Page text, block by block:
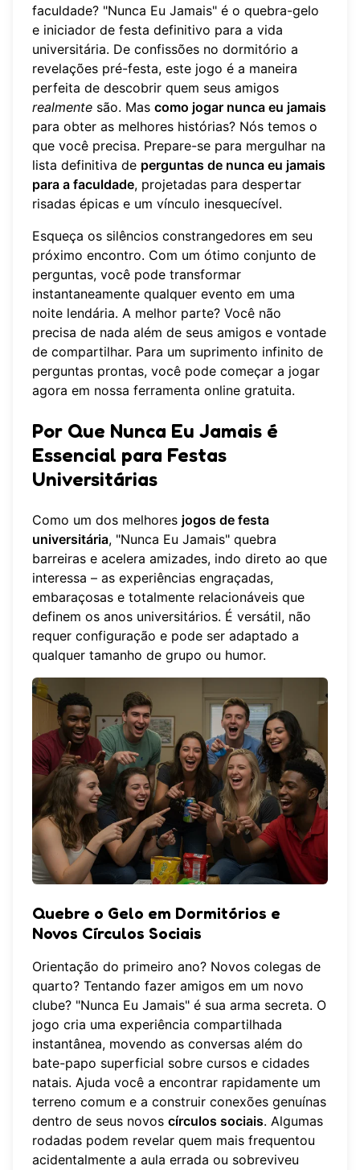
faculdade? "Nunca Eu Jamais" é o quebra-gelo
e iniciador de festa definitivo para a vida
universitária. De confissões no dormitório a
revelações pré-festa, este jogo é a maneira
perfeita de descobrir quem seus amigos
realmente são. Mas como jogar nunca eu jamais
para obter as melhores histórias? Nós temos o
que você precisa. Prepare-se para mergulhar na
lista definitiva de perguntas de nunca eu jamais
para a faculdade, projetadas para despertar
risadas épicas e um vínculo inesquecível.
Esqueça os silêncios constrangedores em seu
próximo encontro. Com um ótimo conjunto de
perguntas, você pode transformar
instantaneamente qualquer evento em uma
noite lendária. A melhor parte? Você não
precisa de nada além de seus amigos e vontade
de compartilhar. Para um suprimento infinito de
perguntas prontas, você pode começar a jogar
agora em nossa ferramenta online gratuita.
Por Que Nunca Eu Jamais é
Essencial para Festas
Universitárias
Como um dos melhores jogos de festa
universitária, "Nunca Eu Jamais" quebra
barreiras e acelera amizades, indo direto ao que
interessa – as experiências engraçadas,
embaraçosas e totalmente relacionáveis que
definem os anos universitários. É versátil, não
requer configuração e pode ser adaptado a
qualquer tamanho de grupo ou humor.
Quebre o Gelo em Dormitórios e
Novos Círculos Sociais
Orientação do primeiro ano? Novos colegas de
quarto? Tentando fazer amigos em um novo
clube? "Nunca Eu Jamais" é sua arma secreta. O
jogo cria uma experiência compartilhada
instantânea, movendo as conversas além do
bate-papo superficial sobre cursos e cidades
natais. Ajuda você a encontrar rapidamente um
terreno comum e a construir conexões genuínas
dentro de seus novos círculos sociais. Algumas
rodadas podem revelar quem mais frequentou
acidentalmente a aula errada ou sobreviveu